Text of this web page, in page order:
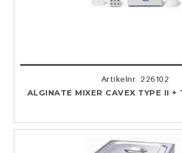
Artikelnr. 226102
ALGINATE MIXER CAVEX TYPE II +